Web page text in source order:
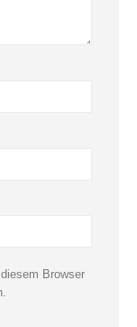
Browser